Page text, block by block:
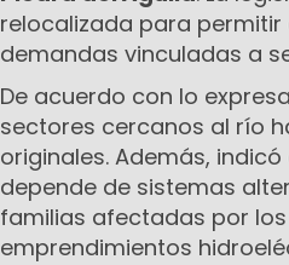
relocalizada para
demandas vinculadas a
De acuerdo con lo
sectores cercanos al río
originales. Además,
depende de sistemas
familias afectadas por
emprendimientos